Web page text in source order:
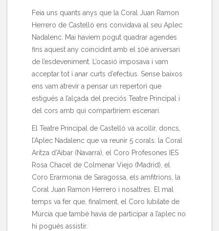
Feia uns quants anys que la Coral Juan Ramon
Herrero de Castelló ens convidava al seu Aplec
Nadalenc. Mai haviem pogut quadrar agendes
fins aquest any coincidint amb el 10è aniversari
de l’esdeveniment. L’ocasió imposava i vam
acceptar tot i anar curts d’efectius. Sense baixos
ens vam atrevir a pensar un repertori que
estigués a l’alçada del preciós Teatre Principal i
del cors amb qui compartiriem escenari.
El Teatre Principal de Castelló va acollir, doncs,
l’Aplec Nadalenc que va reunir 5 corals: la Coral
Aritza d’Aibar (Navarra), el Coro Profesones IES
Rosa Chacel de Colmenar Viejo (Madrid), el
Coro Erarmonia de Saragossa, els amfitrions, la
Coral Juan Ramon Herrero i nosaltres. El mal
temps va fer que, finalment, el Coro Iubilate de
Múrcia que també havia de participar a l’aplec no
hi pogués assistir.